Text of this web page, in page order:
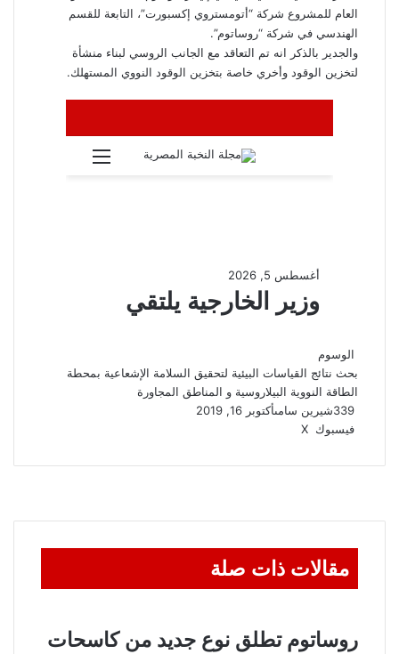
العام للمشروع شركة “أتومستروي إكسبورت”، التابعة للقسم
الهندسي في شركة “روساتوم”.
والجدير بالذكر انه تم التعاقد مع الجانب الروسي لبناء منشأة
لتخزين الوقود وأخري خاصة بتخزين الوقود النووي المستهلك.
الوسوم
بحث نتائج القياسات البيئية لتحقيق السلامة الإشعاعية بمحطة
الطاقة النووية البيلاروسية و المناطق المجاورة
شيرين سامىأكتوبر 16, 2019
فيسبوك ‫X
البريد
مقالات ذات صلة
روساتوم تطلق نوع جديد من كاسحات